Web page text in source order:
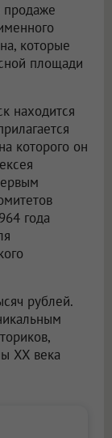
продаже
которые
площади
находится
которого он
года
рублей.
XX века